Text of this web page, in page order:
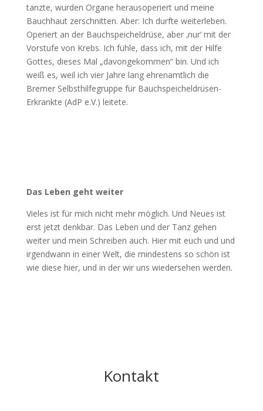
tanzte, wurden Organe herausoperiert und meine
Bauchhaut zerschnitten. Aber: Ich durfte weiterleben.
Operiert an der Bauchspeicheldrüse, aber ‚nur‘ mit der
Vorstufe von Krebs. Ich fühle, dass ich, mit der Hilfe
Gottes, dieses Mal „davongekommen“ bin. Und ich
weiß es, weil ich vier Jahre lang ehrenamtlich die
Bremer Selbsthilfegruppe für Bauchspeicheldrüsen-
Erkrankte (AdP e.V.) leitete.
Das Leben geht weiter
Vieles ist für mich nicht mehr möglich. Und Neues ist
erst jetzt denkbar. Das Leben und der Tanz gehen
weiter und mein Schreiben auch. Hier mit euch und und
irgendwann in einer Welt, die mindestens so schön ist
wie diese hier, und in der wir uns wiedersehen werden.
Kontakt